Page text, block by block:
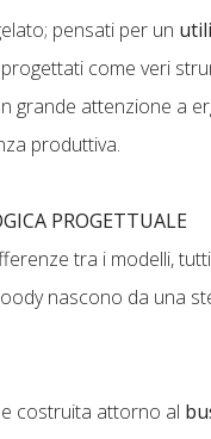
pensati per un
progettati come veri
grande attenzione a
produttiva.
PROGETTUALE
tra i modelli,
nascono da una
costruita attorno al